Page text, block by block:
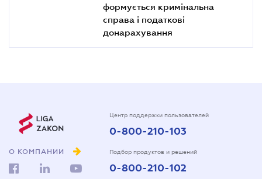
формується кримінальна
справа і податкові
донарахування
О КОМПАНИИ
Центр поддержки пользователей
0-800-210-103
Подбор продуктов и решений
0-800-210-102